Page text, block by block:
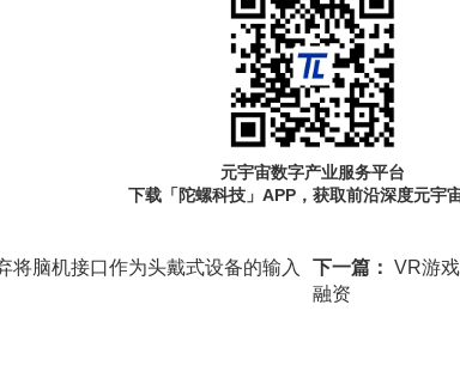
元宇宙数字产业服务平台
下载「陀螺科技」APP，获取前沿深度元宇
将脑机接口作为头戴式设备的输入
下一篇： VR游
融资